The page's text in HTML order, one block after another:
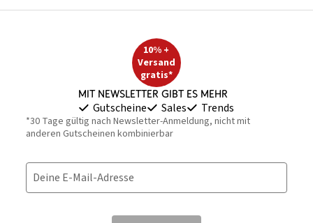
10% +
Versand
gratis*
Mit Newsletter gibt es mehr
Gutscheine Sales Trends
*30 Tage gültig nach Newsletter-Anmeldung, nicht mit
anderen Gutscheinen kombinierbar
Deine E-Mail-Adresse